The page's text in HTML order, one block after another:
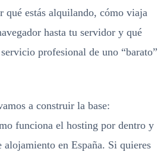
qué estás alquilando, cómo viaja
hasta tu servidor y qué
profesional de uno “barato”
a construir la base:
funciona el hosting por dentro y
en España. Si quieres